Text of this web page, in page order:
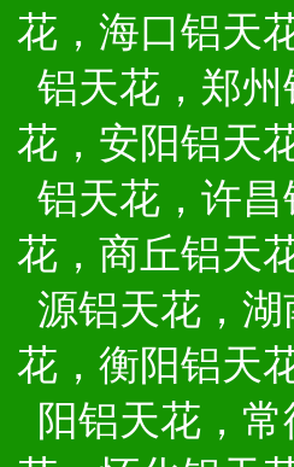
花，海口铝天
铝天花，郑
花，安阳铝天
铝天花，许
花，商丘铝天
源铝天花，
花，衡阳铝天
阳铝天花，